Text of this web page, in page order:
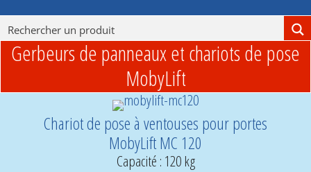
Gerbeurs de panneaux et chariots de pose
MobyLift
Chariot de pose à ventouses pour portes
MobyLift MC 120
Capacité : 120 kg